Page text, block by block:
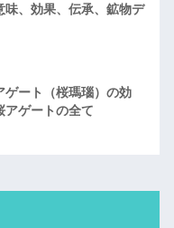
味、効果、伝承、鉱物デ
ゲート（桜瑪瑙）の効
アゲートの全て